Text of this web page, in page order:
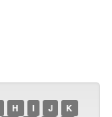
H I J
K